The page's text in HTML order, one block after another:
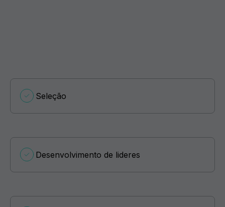
Seleção
Desenvolvimento de lideres